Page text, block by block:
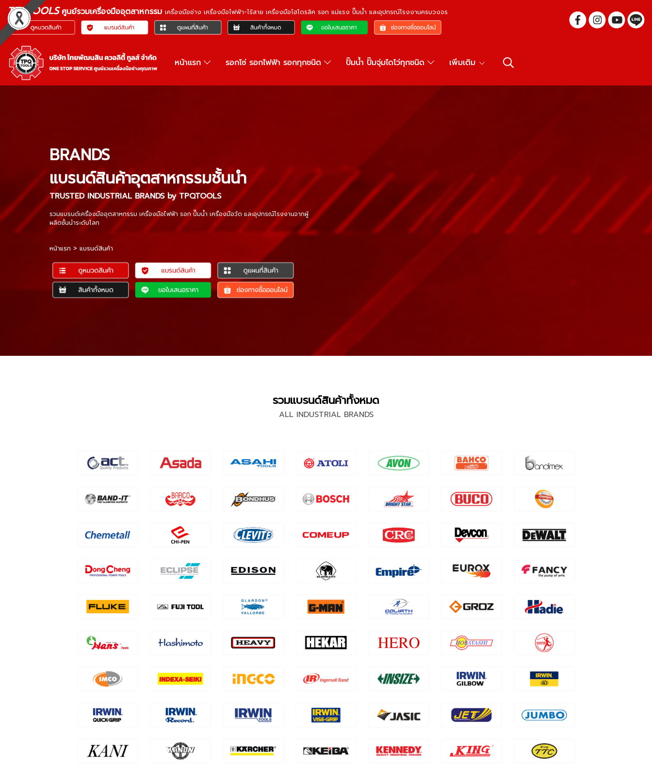
TPQTOOLSศูนย์รวมเครื่องมืออุตสาหกรรม เครื่องมือช่าง เครื่องมือไฟฟ้า-ไร้สาย เครื่องมือไฮโดรลิค รอก แม่แรง ปั๊มน้ำ และอุปกรณ์โรงงานครบวงจร
หน้าแรก รอกโซ่ รอกไฟฟ้า รอกทุกชนิด ปั๊มน้ำ ปั๊มจุ่มไดโว่ทุกชนิด เพิ่มเติม
BRANDS
แบรนด์สินค้าอุตสาหกรรมชั้นนำ
TRUSTED INDUSTRIAL BRANDS by TPQTOOLS
รวมแบรนด์เครื่องมืออุตสาหกรรม เครื่องมือไฟฟ้า รอก ปั๊มน้ำ เครื่องมือวัด และอุปกรณ์โรงงานจากผู้
ผลิตชั้นนำระดับโลก
หน้าแรก > แบรนด์สินค้า
รวมแบรนด์สินค้าทั้งหมด
ALL INDUSTRIAL BRANDS